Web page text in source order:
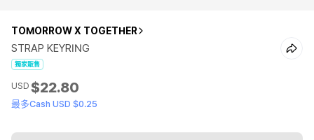
TOMORROW X TOGETHER
STRAP KEYRING
獨家販售
USD $22.80
最多Cash USD $0.25